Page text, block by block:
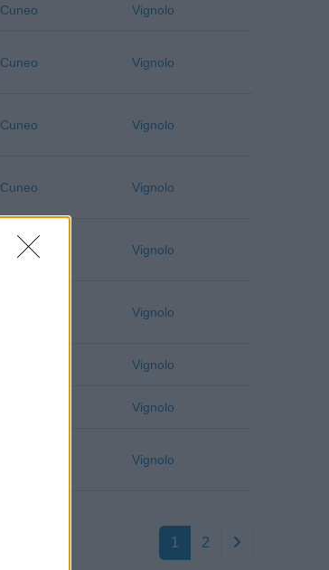
Cuneo Vignolo
Cuneo Vignolo
Cuneo Vignolo
Cuneo Vignolo
Cuneo Vignolo
Vignolo
Vignolo
Vignolo
Vignolo
1 2